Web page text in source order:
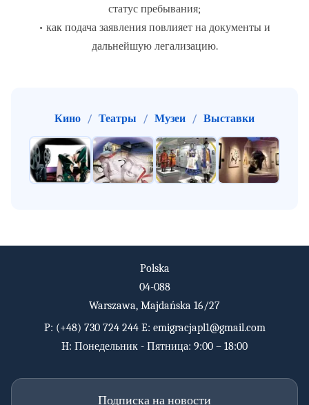
статус пребывания;
• как подача заявления повлияет на документы и
дальнейшую легализацию.
Кино / Театры / Музеи / Выставки
Polska
04-088
Warszawa, Majdańska 16/27
P: (+48) 730 724 244E: emigracjapl1@gmail.com
H: Понедельник - Пятница: 9:00 – 18:00
Подписка на новости